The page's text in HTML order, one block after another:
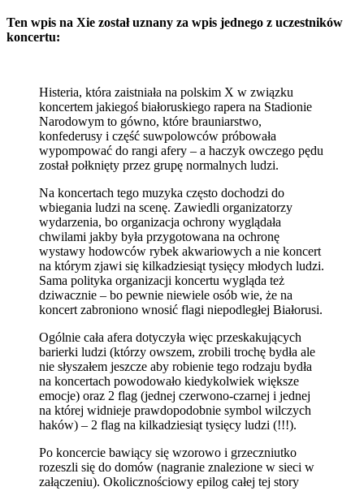
Ten wpis na Xie został uznany za wpis jednego z uczestników
koncertu:
Histeria, która zaistniała na polskim X w związku
koncertem jakiegoś białoruskiego rapera na Stadionie
Narodowym to gówno, które brauniarstwo,
konfederusy i część suwpolowców próbowała
wypompować do rangi afery – a haczyk owczego pędu
został połknięty przez grupę normalnych ludzi.
Na koncertach tego muzyka często dochodzi do
wbiegania ludzi na scenę. Zawiedli organizatorzy
wydarzenia, bo organizacja ochrony wyglądała
chwilami jakby była przygotowana na ochronę
wystawy hodowców rybek akwariowych a nie koncert
na którym zjawi się kilkadziesiąt tysięcy młodych ludzi.
Sama polityka organizacji koncertu wygląda też
dziwacznie – bo pewnie niewiele osób wie, że na
koncert zabroniono wnosić flagi niepodległej Białorusi.
Ogólnie cała afera dotyczyła więc przeskakujących
barierki ludzi (którzy owszem, zrobili trochę bydła ale
nie słyszałem jeszcze aby robienie tego rodzaju bydła
na koncertach powodowało kiedykolwiek większe
emocje) oraz 2 flag (jednej czerwono-czarnej i jednej
na której widnieje prawdopodobnie symbol wilczych
haków) – 2 flag na kilkadziesiąt tysięcy ludzi (!!!).
Po koncercie bawiący się wzorowo i grzeczniutko
rozeszli się do domów (nagranie znalezione w sieci w
załączeniu). Okolicznościowy epilog całej tej story